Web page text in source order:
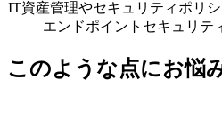
IT資産管理やセキュリティポリ
エンドポイントセキュリテ
このような点にお悩